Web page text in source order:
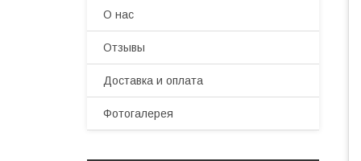
О нас
Отзывы
Доставка и оплата
Фотогалерея